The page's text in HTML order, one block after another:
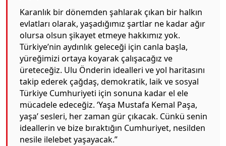
Karanlık bir dönemden şahlarak çıkan bir halkın
evlatları olarak, yaşadığımız şartlar ne kadar ağır
olursa olsun şikayet etmeye hakkımız yok.
Türkiye’nin aydınlık geleceği için canla başla,
yüreğimizi ortaya koyarak çalışacağız ve
üreteceğiz. Ulu Önderin idealleri ve yol haritasını
takip ederek çağdaş, demokratik, laik ve sosyal
Türkiye Cumhuriyeti için sonuna kadar el ele
mücadele edeceğiz. ‘Yaşa Mustafa Kemal Paşa,
yaşa’ sesleri, her zaman gür çıkacak. Cünkü senin
ideallerin ve bize bıraktığın Cumhuriyet, nesilden
nesile ilelebet yaşayacak.”